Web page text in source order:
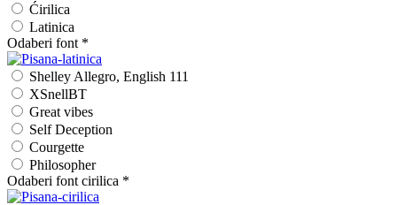
Ćirilica
Latinica
Odaberi font *
Shelley Allegro, English 111
XSnellBT
Great vibes
Self Deception
Courgette
Philosopher
Odaberi font cirilica *